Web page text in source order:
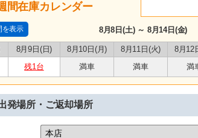
間在庫カレンダー
を表示 8月8日(土) ～ 8月14日(金)
8月9日(日) 8月10日(月) 8月11日(火) 8月12
残1台 満車 満車 満
発場所・ご返却場所